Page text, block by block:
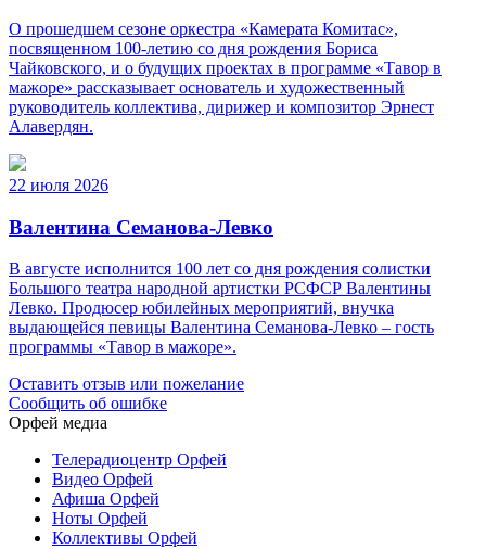
О прошедшем сезоне оркестра «Камерата Комитас»,
посвященном 100-летию со дня рождения Бориса
Чайковского, и о будущих проектах в программе «Тавор в
мажоре» рассказывает основатель и художественный
руководитель коллектива, дирижер и композитор Эрнест
Алавердян.
22 июля 2026
Валентина Семанова-Левко
В августе исполнится 100 лет со дня рождения солистки
Большого театра народной артистки РСФСР Валентины
Левко. Продюсер юбилейных мероприятий, внучка
выдающейся певицы Валентина Семанова-Левко – гость
программы «Тавор в мажоре».
Оставить отзыв или пожелание
Сообщить об ошибке
Орфей медиа
Телерадиоцентр Орфей
Видео Орфей
Афиша Орфей
Ноты Орфей
Коллективы Орфей